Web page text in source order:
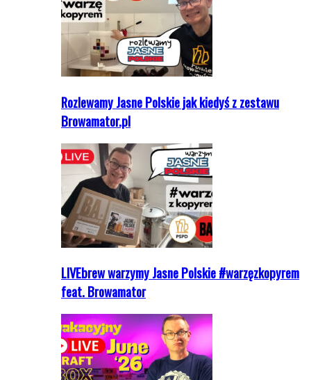
Rozlewamy Jasne Polskie jak kiedyś z zestawu
Browamator.pl
LIVEbrew warzymy Jasne Polskie #warzęzkopyrem
feat. Browamator